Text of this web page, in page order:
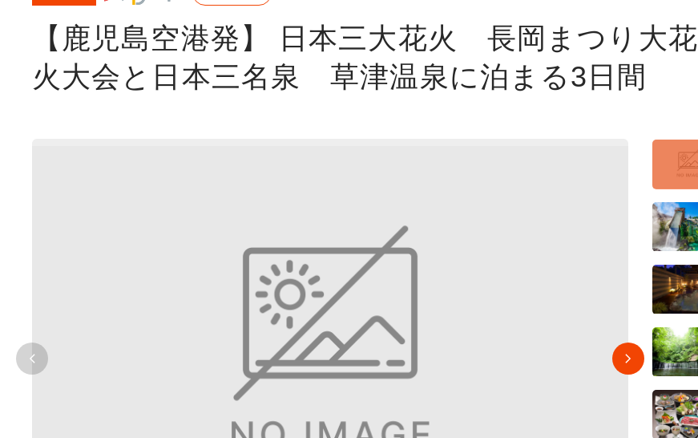
【鹿児島空港発】 日本三大花火 長岡まつり大花
火大会と日本三名泉 草津温泉に泊まる3日間